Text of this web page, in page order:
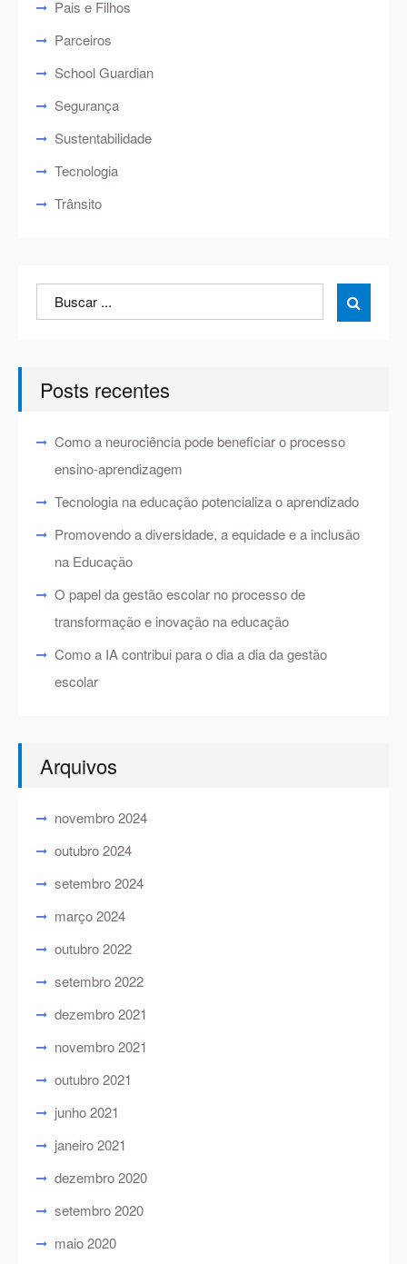
Pais e Filhos
Parceiros
School Guardian
Segurança
Sustentabilidade
Tecnologia
Trânsito
Search
for:

Posts recentes
Como a neurociência pode beneficiar o processo
ensino-aprendizagem
Tecnologia na educação potencializa o aprendizado
Promovendo a diversidade, a equidade e a inclusão
na Educação
O papel da gestão escolar no processo de
transformação e inovação na educação
Como a IA contribui para o dia a dia da gestão
escolar
Arquivos
novembro 2024
outubro 2024
setembro 2024
março 2024
outubro 2022
setembro 2022
dezembro 2021
novembro 2021
outubro 2021
junho 2021
janeiro 2021
dezembro 2020
setembro 2020
maio 2020